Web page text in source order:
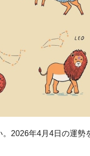
2026年4月4日の運勢